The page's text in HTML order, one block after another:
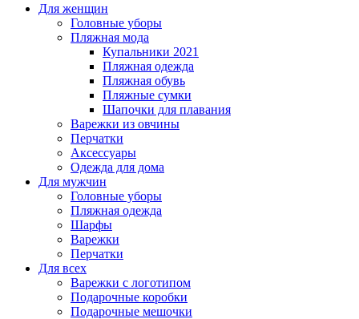
Для женщин
Головные уборы
Пляжная мода
Купальники 2021
Пляжная одежда
Пляжная обувь
Пляжные сумки
Шапочки для плавания
Варежки из овчины
Перчатки
Аксессуары
Одежда для дома
Для мужчин
Головные уборы
Пляжная одежда
Шарфы
Варежки
Перчатки
Для всех
Варежки с логотипом
Подарочные коробки
Подарочные мешочки